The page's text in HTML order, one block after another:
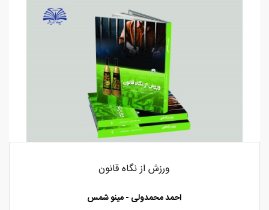
ورزش از نگاه قانون
احمد محمدولی - مینو شمس